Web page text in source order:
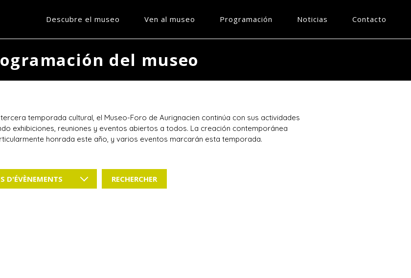
Descubre el museo Ven al museo Programación Noticias Contacto
del museo
temporada cultural, el Museo-Foro de Aurignacien continúa con sus actividades
exhibiciones, reuniones y eventos abiertos a todos. La creación contemporánea
honrada este año, y varios eventos marcarán esta temporada.
D'ÉVÈNEMENTS